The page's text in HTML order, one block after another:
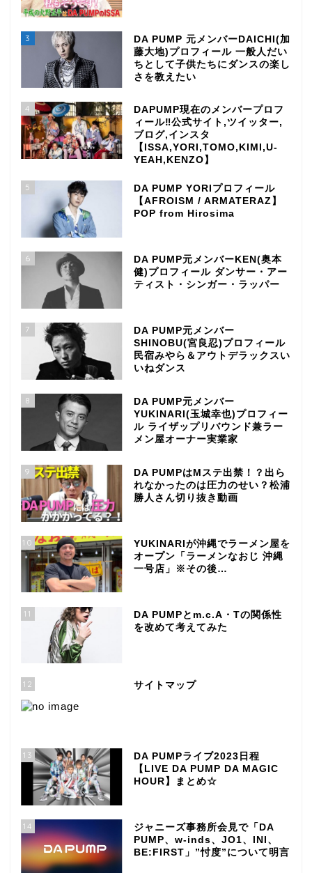
3
DA PUMP 元メンバーDAICHI(加
藤大地)プロフィール 一般人だい
ちとして子供たちにダンスの楽し
さを教えたい
4
DAPUMP現在のメンバープロフ
ィール‼公式サイト,ツイッター,
ブログ,インスタ
【ISSA,YORI,TOMO,KIMI,U-
YEAH,KENZO】
5
DA PUMP YORIプロフィール
【AFROISM / ARMATERAZ】
POP from Hirosima
6
DA PUMP元メンバーKEN(奥本
健)プロフィール ダンサー・アー
ティスト・シンガー・ラッパー
7
DA PUMP元メンバー
SHINOBU(宮良忍)プロフィール
民宿みやら＆アウトデラックスい
いねダンス
8
DA PUMP元メンバー
YUKINARI(玉城幸也)プロフィー
ル ライザップリバウンド兼ラー
メン屋オーナー実業家
9
DA PUMPはMステ出禁！？出ら
れなかったのは圧力のせい？松浦
勝人さん切り抜き動画
10
YUKINARIが沖縄でラーメン屋を
オープン「ラーメンなおじ 沖縄
一号店」※その後…
11
DA PUMPとm.c.A・Tの関係性
を改めて考えてみた
12 サイトマップ
13
DA PUMPライブ2023日程
【LIVE DA PUMP DA MAGIC
HOUR】まとめ☆
14
ジャニーズ事務所会見で「DA
PUMP、w-inds、JO1、INI、
BE:FIRST」”忖度”について明言